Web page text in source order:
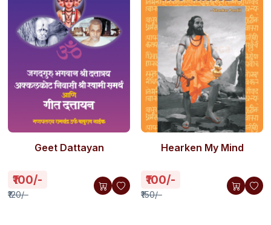
Geet Dattayan
₹100/-
₹120/-
Hearken My Mind
₹100/-
₹150/-